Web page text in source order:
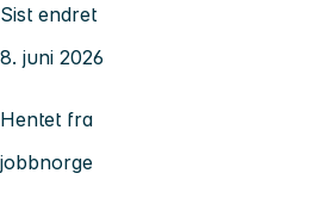
Sist endret
8. juni 2026
Hentet fra
jobbnorge